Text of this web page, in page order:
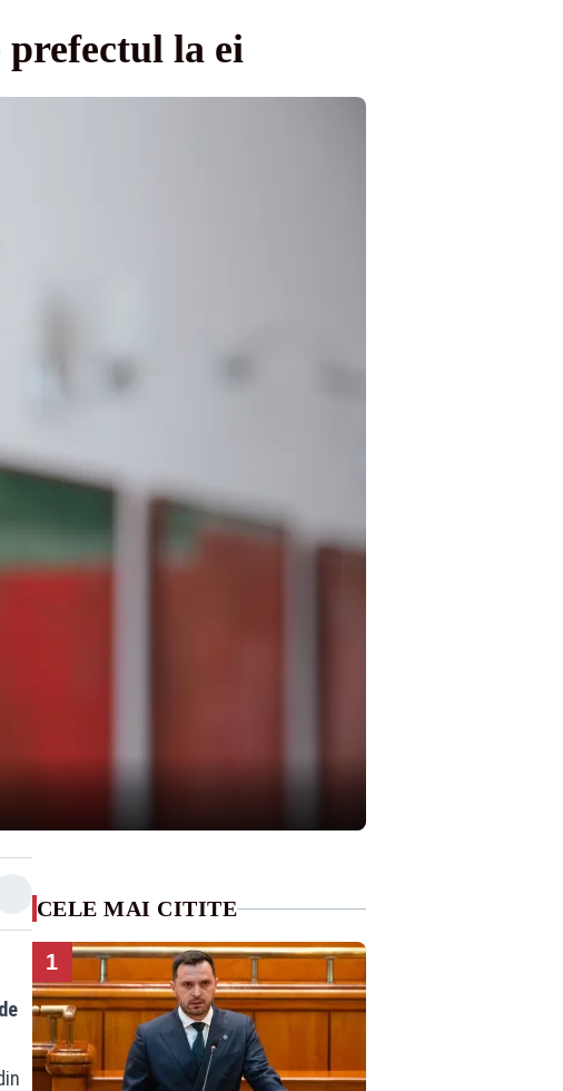
la ei
CELE MAI CITITE
1